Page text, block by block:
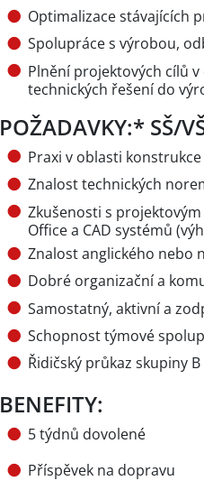
Optimalizace stávajících
Spolupráce s výrobou,
Plnění projektových cílů
technických řešení do
POŽADAVKY:* SŠ/
Praxi v oblasti
Znalost technických
Zkušenosti s
Office a CAD systémů
Znalost anglického nebo
Dobré organizační a
Samostatný, aktivní a
Schopnost týmové
Řidičský průkaz skupiny B
BENEFITY:
5 týdnů dovolené
Příspěvek na dopravu